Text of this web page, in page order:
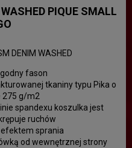
PIQUE SMALL
DENIM WASHED
fason
tkaniny typu Pika o
275 g/m2
spandexu koszulka jest
ruchów
efektem sprania
od wewnętrznej strony